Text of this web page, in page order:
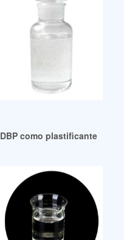
neumáticos en México
DBP como plastificante,